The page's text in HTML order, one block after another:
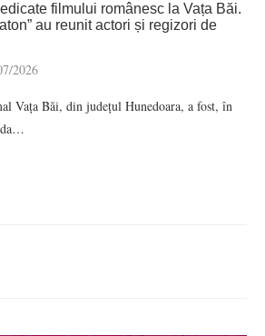
filmului românesc la Vața Băi.
au reunit actori și regizori de
2026
Vața Băi, din județul Hunedoara, a fost, în